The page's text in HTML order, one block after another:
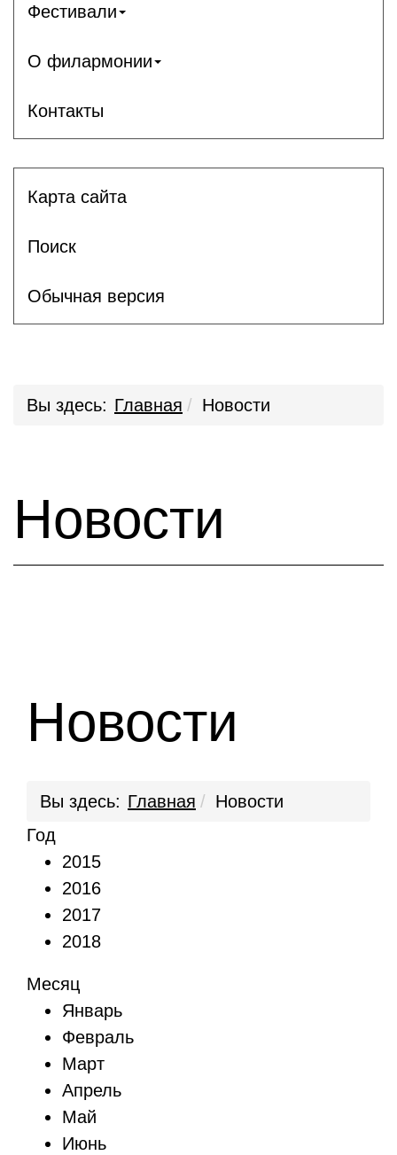
Фестивали
О филармонии
Контакты
Карта сайта
Поиск
Обычная версия
Вы здесь: Главная Новости
Новости
Новости
Вы здесь: Главная
Новости
Год
2015
2016
2017
2018
Месяц
Январь
Февраль
Март
Апрель
Май
Июнь